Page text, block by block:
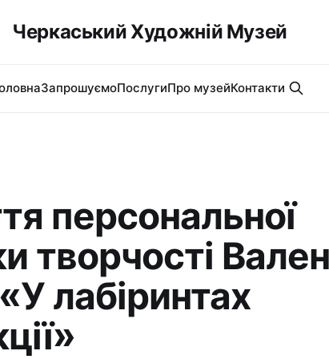
Черкаський Художній Музей
ЗапрошуємоПослугиПро музейКонтакти
персональної
творчості
лабіринтах